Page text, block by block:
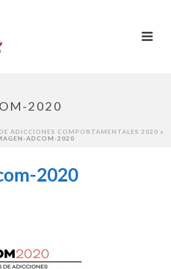
2020
ADICCIONES COMPORTAMENTALES 2020 »
ADCOM-2020
2020